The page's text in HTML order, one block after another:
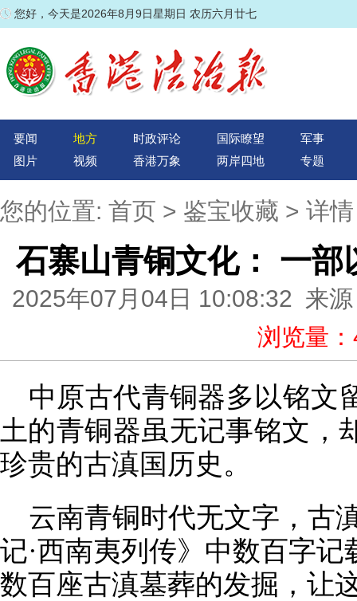
您好，今天是2026年8月9日星期日 农历六月廿七
要闻 地方 时政评论 国际瞭望
军事
图片
视频 香港万象 两岸四地 专题
您的位置: 首页 > 鉴宝收藏 > 详情
石寨山青铜文化： 一
2025年07月04日 10:08:32 来
浏览量
中原古代青铜器多以铭文
土的青铜器虽无记事铭文，
珍贵的古滇国历史。
云南青铜时代无文字，古
记·西南夷列传》中数百字
数百座古滇墓葬的发掘，让